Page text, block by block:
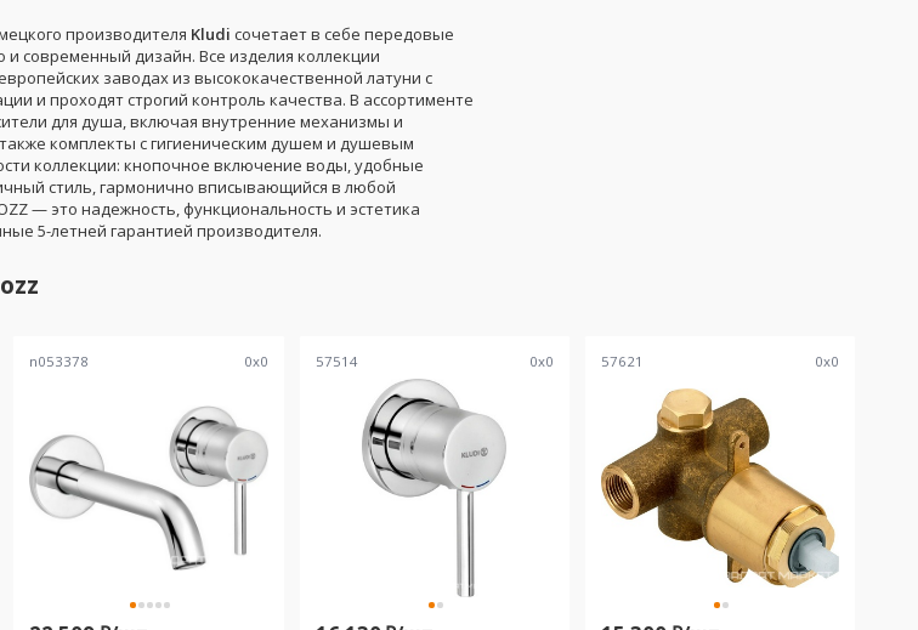
производителя Kludi сочетает в себе передовые
и современный дизайн. Все изделия коллекции
заводах из высококачественной латуни с
и проходят строгий контроль качества. В ассортименте
для душа, включая внутренние механизмы и
комплекты с гигиеническим душем и душевым
коллекции: кнопочное включение воды, удобные
стиль, гармонично вписывающийся в любой
— это надежность, функциональность и эстетика
5-летней гарантией производителя.
n053378 0x0 57514 0x0 57621 0x0